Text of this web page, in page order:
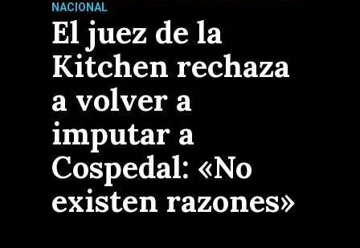
NACIONAL
El juez de la
Kitchen rechaza
a volver a
imputar a
Cospedal: «No
existen razones»